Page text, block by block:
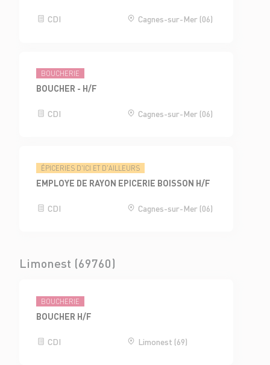
CDI Cagnes-sur-Mer (06)
BOUCHERIE
BOUCHER - H/F
CDI Cagnes-sur-Mer (06)
ÉPICERIES D'ICI ET D'AILLEURS
EMPLOYE DE RAYON EPICERIE BOISSON H/F
CDI Cagnes-sur-Mer (06)
Limonest (69760)
BOUCHERIE
BOUCHER H/F
CDI Limonest (69)